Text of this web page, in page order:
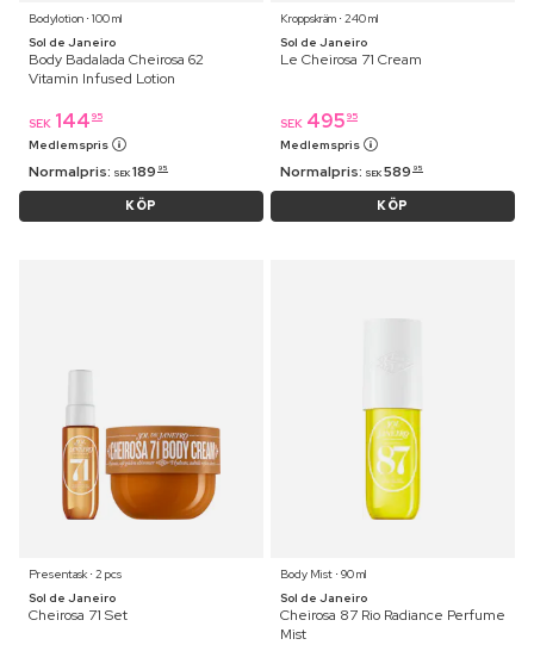
Bodylotion ⋅ 100 ml
Sol de Janeiro
Body Badalada Cheirosa 62
Vitamin Infused Lotion
SEK 144 95
Medlemspris
Normalpris: SEK 189 95
KÖP
Kroppskräm ⋅ 240 ml
Sol de Janeiro
Le Cheirosa 71 Cream
SEK 495 95
Medlemspris
Normalpris: SEK 589 95
KÖP
Presentask ⋅ 2 pcs
Sol de Janeiro
Cheirosa 71 Set
Body Mist ⋅ 90 ml
Sol de Janeiro
Cheirosa 87 Rio Radiance Perfume
Mist